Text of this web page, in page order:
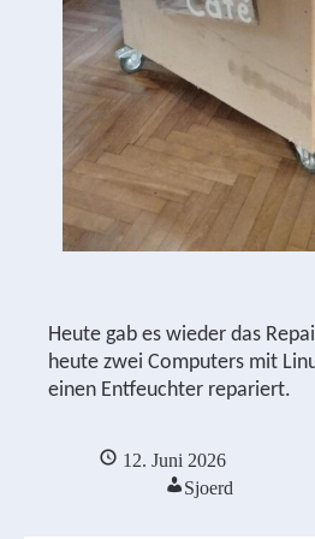
Heute gab es wieder das
heute zwei Computers mit
einen Entfeuchter repariert.
12. Juni 2026
Sjoerd